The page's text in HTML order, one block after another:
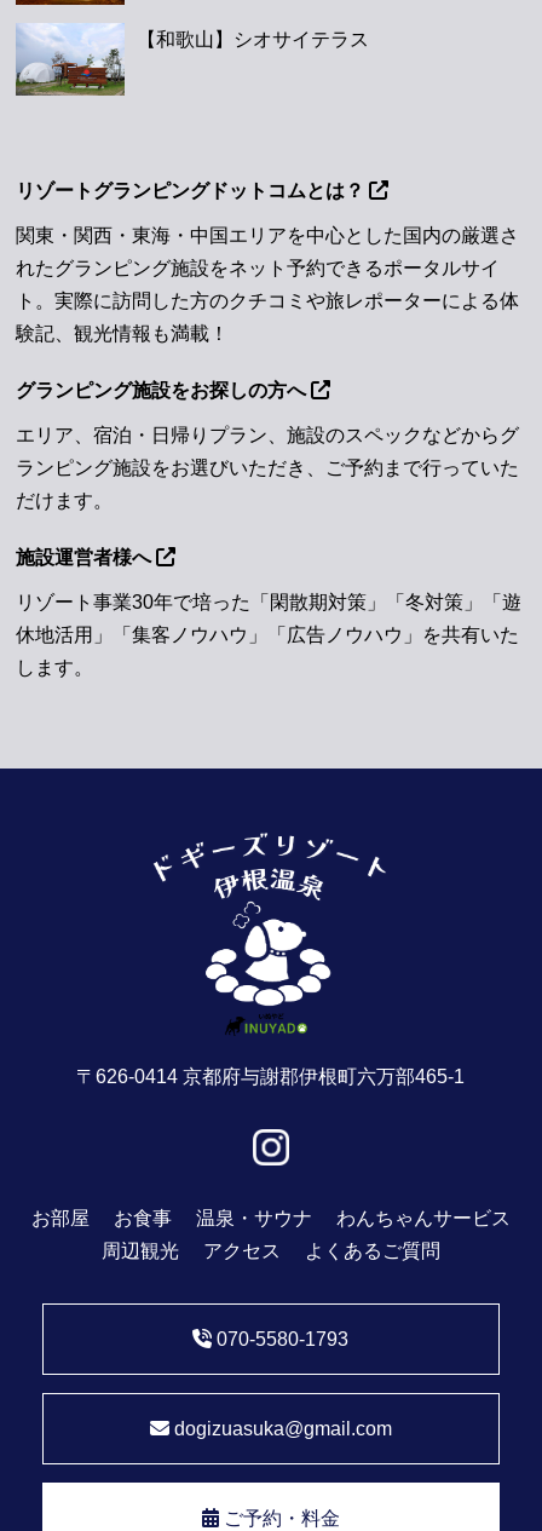
【和歌山】シオサイテラス
リゾートグランピングドットコムとは？
関東・関西・東海・中国エリアを中心とした国内の厳選さ
れたグランピング施設をネット予約できるポータルサイ
ト。実際に訪問した方のクチコミや旅レポーターによる体
験記、観光情報も満載！
グランピング施設をお探しの方へ
エリア、宿泊・日帰りプラン、施設のスペックなどからグ
ランピング施設をお選びいただき、ご予約まで行っていた
だけます。
施設運営者様へ
リゾート事業30年で培った「閑散期対策」「冬対策」「遊
休地活用」「集客ノウハウ」「広告ノウハウ」を共有いた
します。
〒626-0414 京都府与謝郡伊根町六万部465-1
お部屋 お食事 温泉・サウナ
わんちゃんサービス
周辺観光
アクセス よくあるご質問
070-5580-1793
dogizuasuka@gmail.com
ご予約・料金